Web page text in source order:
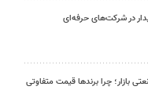
در شرکت‌های حرفه‌ای
بازار؛ چرا برندها قیمت متفاوتی